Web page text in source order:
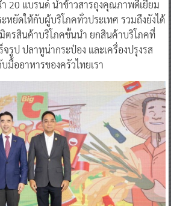
ตรสินค้าบริโภคชั้นนำ ยกสินค้าบริโภคที่
จรูป ปลาทูน่ากระป๋อง และเครื่องปรุงรส
มื้ออาหารของครัวไทยเรา